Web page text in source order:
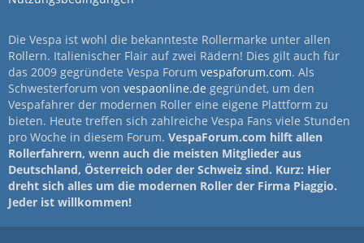
Die Vespa ist wohl die bekannteste Rollermarke unter allen
Rollern. Italienischer Flair auf zwei Rädern! Dies gilt auch für
das 2009 gegründete Vespa Forum vespaforum.com. Als
Schwesterforum von vespaonline.de gegründet, um den
Vespafahrer der modernen Roller eine eigene Plattform zu
bieten. Heute treffen sich zahlreiche Vespa Fans viele Stunden
pro Woche in diesem Forum. VespaForum.com hilft allen
Rollerfahrern, wenn auch die meisten Mitglieder aus
Deutschland, Österreich oder der Schweiz sind. Kurz: Hier
dreht sich alles um die modernen Roller der Firma Piaggio.
Jeder ist willkommen!